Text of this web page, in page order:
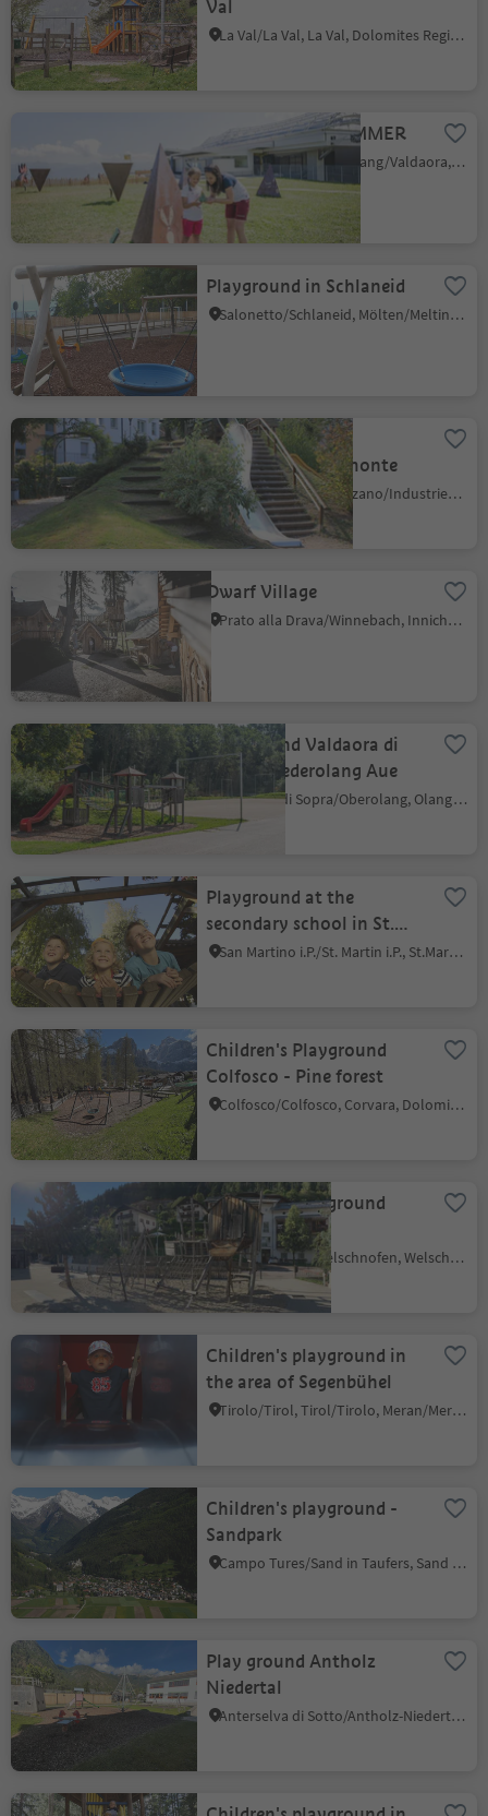
Val
La Val/La Val, La Val, Dolomites Region Alta Badia
dolomites.zoo SUMMER
Riscone/Reischach, Olang/Valdaora, Dolomites Region Kronplatz/Plan de Corones
Playground in Schlaneid
Salonetto/Schlaneid, Mölten/Meltina, Bolzano/Bozen and environs
Playground
Unterberg/Sottomonte
Zona Industriale Bolzano/Industriezone Bozen, Laives/Leifers, Bolzano/Bozen and environs
Dwarf Village
Prato alla Drava/Winnebach, Innichen/San Candido, Dolomites Region 3 Zinnen
Playground Valdaora di
Sotto/Niederolang Aue
Valdaora di Sopra/Oberolang, Olang/Valdaora, Dolomites Region Kronplatz/Plan de Corones
Playground at the
secondary school in St.
Martin
San Martino i.P./St. Martin i.P., St.Martin in Passeier/San Martino in Passiria, Meran/Merano and environs
Children's Playground
Colfosco - Pine forest
Colfosco/Colfosco, Corvara, Dolomites Region Alta Badia
Children's playground
Nova
Levante/Welschnofen
schoolyard
Nova Levante/Welschnofen, Welschnofen/Nova Levante, Dolomites Region Eggental
Children's playground in
the area of Segenbühel
Tirolo/Tirol, Tirol/Tirolo, Meran/Merano and environs
Children's playground -
Sandpark
Campo Tures/Sand in Taufers, Sand in Taufers/Campo Tures, Ahrntal/Valle Aurina
Play ground Antholz
Niedertal
Anterselva di Sotto/Antholz-Niedertal, Rasen-Antholz/Rasun Anterselva, Dolomites Region Kronplatz/Plan de Corones